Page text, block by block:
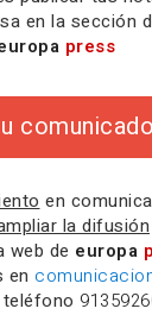
en la sección
press
comunicado
en
la difusión
web de europa
en